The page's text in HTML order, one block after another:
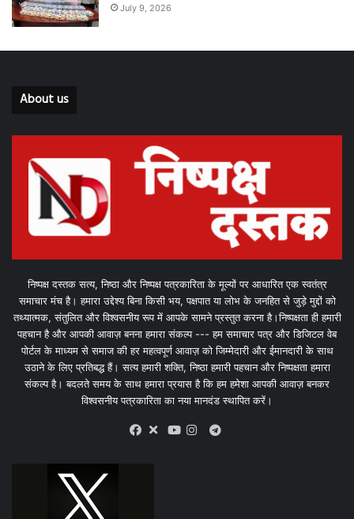
July 9, 2026
About us
निष्पक्ष दस्तक सत्य, निष्ठा और निष्पक्ष पत्रकारिता के मूल्यों पर आधारित एक स्वतंत्र
समाचार मंच है। हमारा उद्देश्य बिना किसी भय, पक्षपात या लोभ के जनहित से जुड़े मुद्दों को
तथ्यात्मक, संतुलित और विश्वसनीय रूप में आपके सामने प्रस्तुत करना है।निष्पक्षता ही हमारी
पहचान है और आपकी आवाज़ बनना हमारा संकल्प --- हम समाचार पत्र और डिजिटल वेब
पोर्टल के माध्यम से समाज की हर महत्वपूर्ण आवाज़ को जिम्मेदारी और ईमानदारी के साथ
उठाने के लिए प्रतिबद्ध हैं। सत्य हमारी शक्ति, निष्ठा हमारी पहचान और निष्पक्षता हमारा
संकल्प है। बदलते समय के साथ हमारा प्रयास है कि हम हमेशा आपकी आवाज़ बनकर
विश्वसनीय पत्रकारिता का नया मानदंड स्थापित करें।
X
Telegram